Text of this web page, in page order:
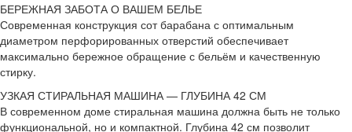
БЕРЕЖНАЯ ЗАБОТА О ВАШЕМ БЕЛЬЕ
Современная конструкция сот барабана с оптимальным
диаметром перфорированных отверстий обеспечивает
максимально бережное обращение с бельём и качественную
стирку.
УЗКАЯ СТИРАЛЬНАЯ МАШИНА — ГЛУБИНА 42 СМ
В современном доме стиральная машина должна быть не только
функциональной, но и компактной. Глубина 42 см позволит